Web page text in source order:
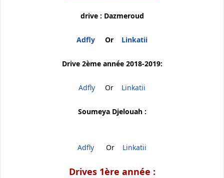
drive : Dazmeroud
Adfly Or Linkatii
Drive 2ème année 2018-2019:
Adfly Or Linkatii
Soumeya Djelouah :
Adfly Or Linkatii
Drives 1ère année :